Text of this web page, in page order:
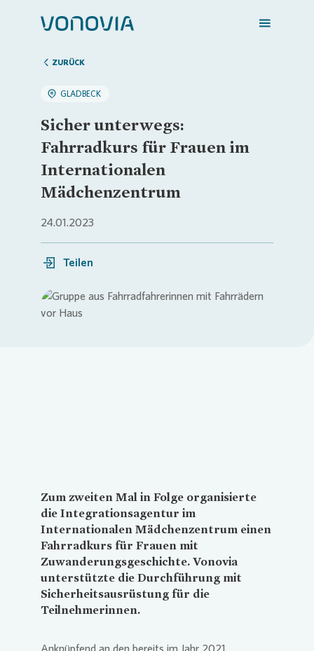
Zuhause finden
Mein Zuhause
Meine Stadt
Login
ZURÜCK
GLADBECK
Sicher unterwegs:
Fahrradkurs für Frauen im
Internationalen
Mädchenzentrum
24.01.2023
Teilen
Zum zweiten Mal in Folge organisierte
die Integrationsagentur im
Internationalen Mädchenzentrum einen
Fahrradkurs für Frauen mit
Zuwanderungsgeschichte. Vonovia
unterstützte die Durchführung mit
Sicherheitsausrüstung für die
Teilnehmerinnen.